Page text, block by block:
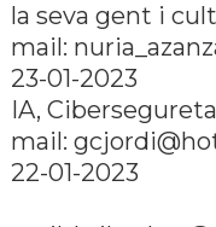
la seva gent i
mail:
23-01-2023
IA,
mail:
22-01-2023